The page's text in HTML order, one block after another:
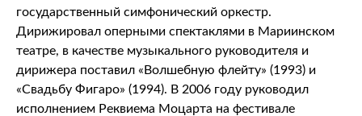
государственный симфонический оркестр.
Дирижировал оперными спектаклями в Мариинском
театре, в качестве музыкального руководителя и
дирижера поставил «Волшебную флейту» (1993) и
«Свадьбу Фигаро» (1994). В 2006 году руководил
исполнением Реквиема Моцарта на фестивале